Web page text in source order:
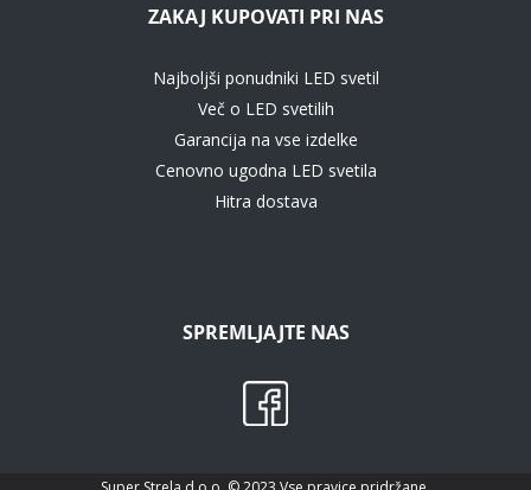
ZAKAJ KUPOVATI PRI NAS
Najboljši ponudniki LED svetil
Več o LED svetilih
Garancija na vse izdelke
Cenovno ugodna LED svetila
Hitra dostava
SPREMLJAJTE NAS